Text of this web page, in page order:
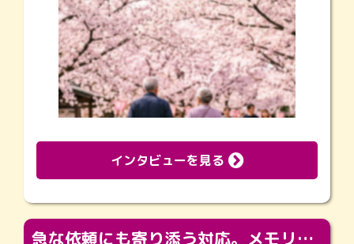
インタビューを見る
急な依頼にも寄り添う対応。メモリアルコーナーで振り返る大切な日々